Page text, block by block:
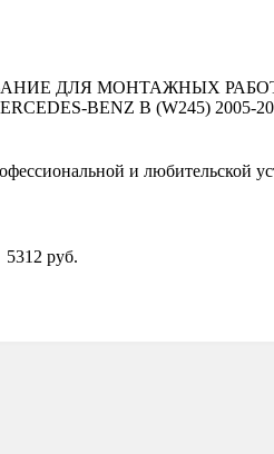
ДЛЯ МОНТАЖНЫХ
BENZ B (W245) 2005-
и любительской
5312 руб.